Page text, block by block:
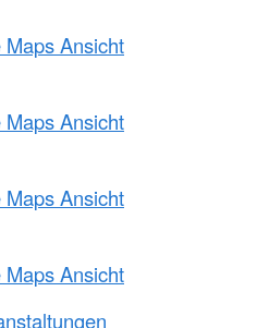
Ansicht
Ansicht
Ansicht
Ansicht